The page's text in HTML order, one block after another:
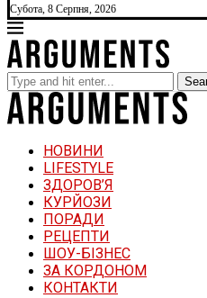
Субота, 8 Серпня, 2026
НОВИНИ
LIFESTYLE
ЗДОРОВ’Я
КУРЙОЗИ
ПОРАДИ
РЕЦЕПТИ
ШОУ-БІЗНЕС
ЗА КОРДОНОМ
КОНТАКТИ